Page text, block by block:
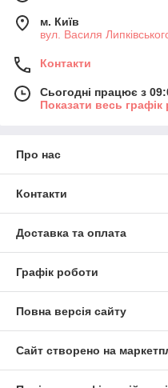
м. Київ
вул. Василя
Контакти
Сьогодні працює з
Показати весь графік
Про нас
Контакти
Доставка та оплата
Графік роботи
Повна версія сайту
Сайт створено на